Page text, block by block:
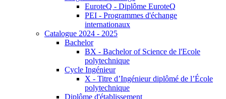
EuroteQ - Diplôme EuroteQ
PEI - Programmes d'échange
internationaux
Catalogue 2024 - 2025
Bachelor
BX - Bachelor of Science de l'Ecole
polytechnique
Cycle Ingénieur
X - Titre d’Ingénieur diplômé de l’École
polytechnique
Diplôme d'établissement